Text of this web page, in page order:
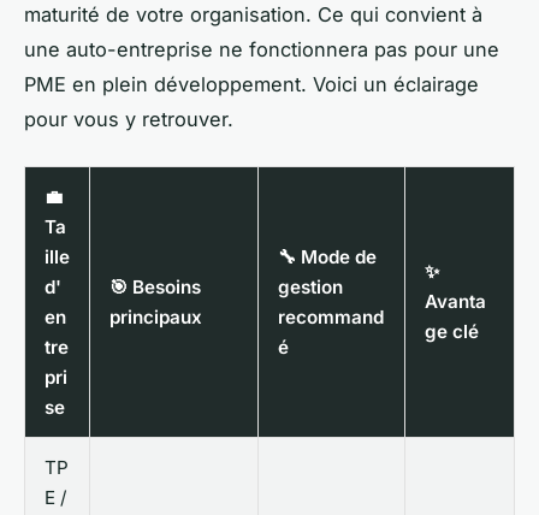
maturité de votre organisation. Ce qui convient à
une auto-entreprise ne fonctionnera pas pour une
PME en plein développement. Voici un éclairage
pour vous y retrouver.
💼
Ta
ille
d'
en
tre
pri
se
🎯 Besoins
principaux
🔧 Mode de
gestion
recommand
é
✨
Avanta
ge clé
TP
E /